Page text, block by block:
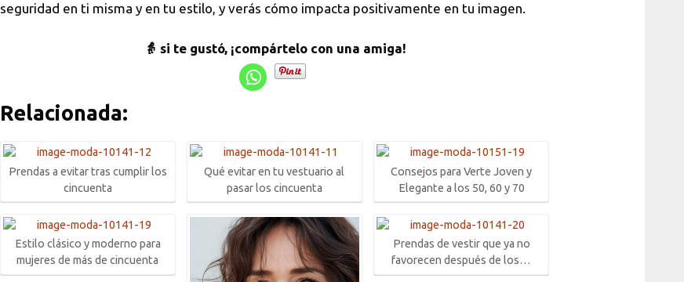
seguridad en ti misma y en tu estilo, y verás cómo impacta positivamente en tu imagen.
👵 si te gustó, ¡compártelo con una amiga!
Relacionada:
Prendas a evitar tras cumplir los
cincuenta
Estilo clásico y moderno para
mujeres de más de cincuenta
Qué evitar en tu vestuario al
pasar los cincuenta
Consejos para Verte Joven y
Elegante a los 50, 60 y 70
Prendas de vestir que ya no
favorecen después de los…